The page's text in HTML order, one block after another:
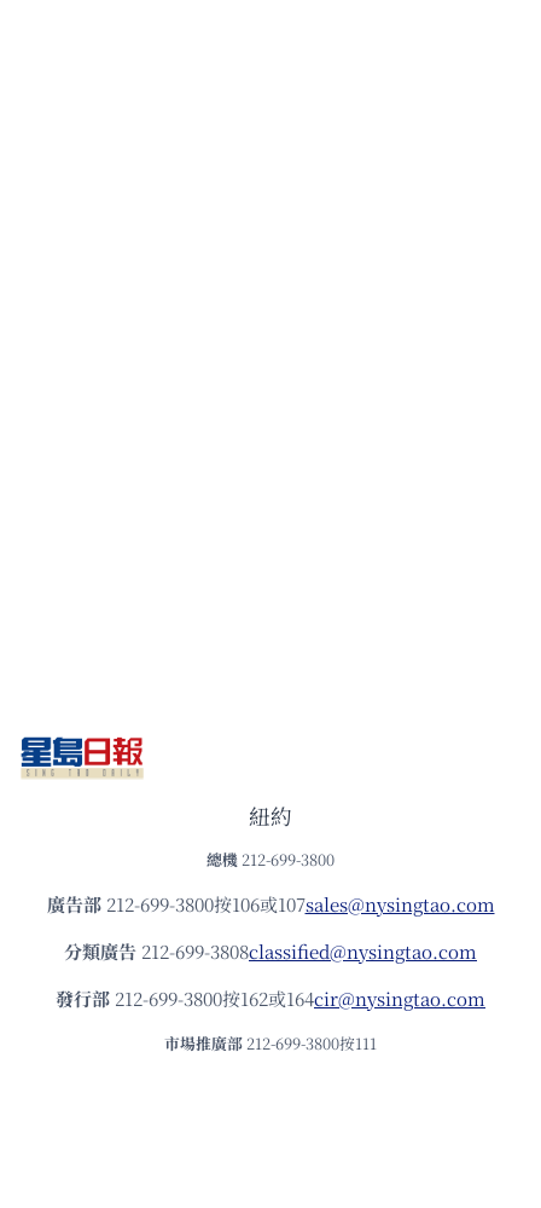
紐約
總機 212-699-3800
廣告部212-699-3800按106或107sales@nysingtao.com
分類廣告 212-699-3808classified@nysingtao.com
發⾏部 212-699-3800按162或164cir@nysingtao.com
市場推廣部 212-699-3800按111